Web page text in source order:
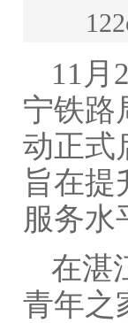
11月
宁铁路
动正式
旨在提
服务水
在湛
青年之